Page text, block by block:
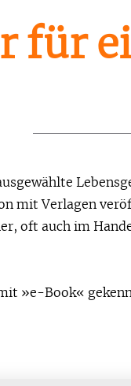
für
mit Verlagen
oft auch im
»e-Book«